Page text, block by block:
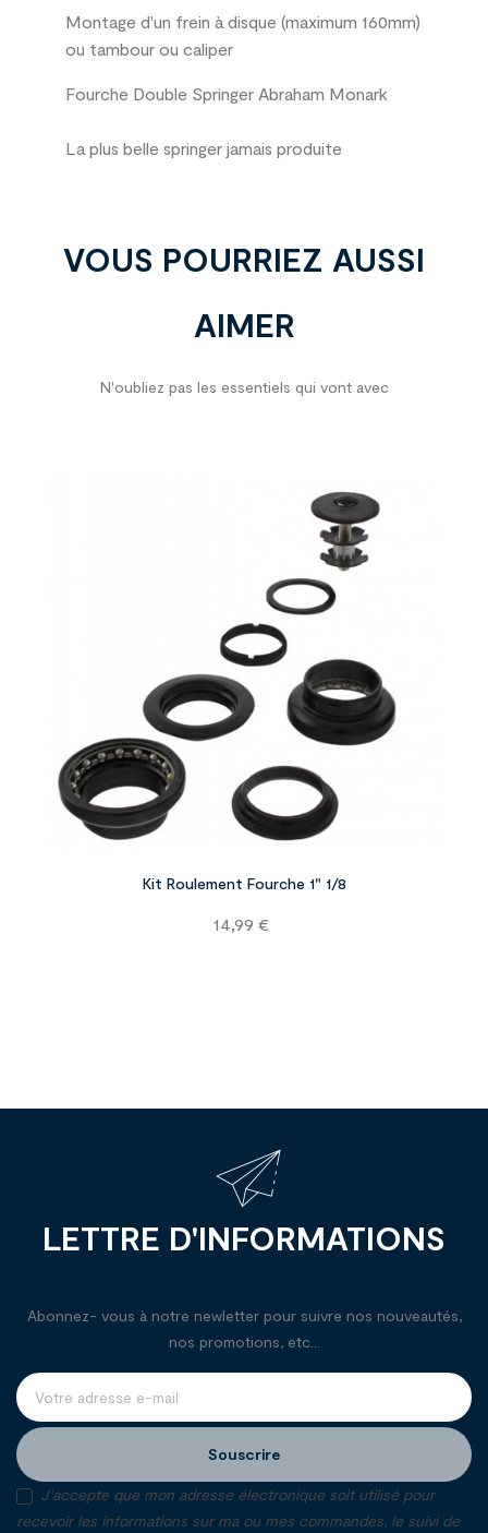
Montage d'un frein à disque (maximum 160mm)
ou tambour ou caliper
Fourche Double Springer Abraham Monark
La plus belle springer jamais produite
VOUS POURRIEZ AUSSI
AIMER
N'oubliez pas les essentiels qui vont avec
Kit Roulement Fourche 1" 1/8
Prix
14,99 €
LETTRE D'INFORMATIONS
Abonnez- vous à notre newletter pour suivre nos nouveautés,
nos promotions, etc...
Souscrire
J'accepte que mon adresse électronique soit utilisé pour
recevoir les informations sur ma ou mes commandes, le suivi de